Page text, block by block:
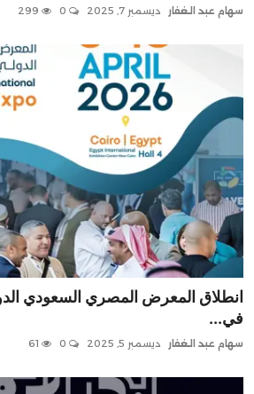
سهام عبد الغفار ديسمبر 7, 2025
انطلاق المعرض المصري السعودي
في...
سهام عبد الغفار ديسمبر 5, 2025